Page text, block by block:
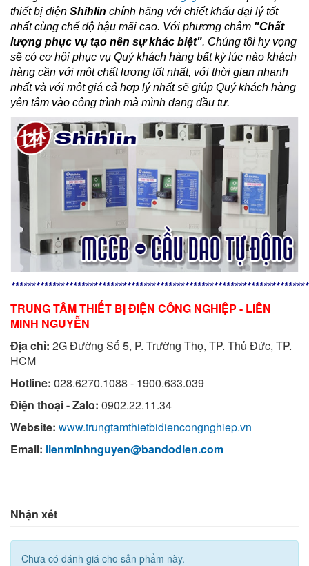
thiết bị điện Shihlin chính hãng với chiết khấu đại lý tốt
nhất cùng chế độ hậu mãi cao. Với phương châm "Chất
lượng phục vụ tạo nên sự khác biệt". Chúng tôi hy vọng
sẽ có cơ hội phục vụ Quý khách hàng bất kỳ lúc nào khách
hàng cần với một chất lượng tốt nhất, với thời gian nhanh
nhất và với một giá cả hợp lý nhất sẽ giúp Quý khách hàng
yên tâm vào công trình mà mình đang đầu tư.
TRUNG TÂM THIẾT BỊ ĐIỆN CÔNG NGHIỆP - LIÊN
MINH NGUYỄN
Địa chỉ: 2G Đường Số 5, P. Trường Thọ, TP. Thủ Đức, TP.
HCM
Hotline: 028.6270.1088 - 1900.633.039
Điện thoại - Zalo: 0902.22.11.34
Website: www.trungtamthietbidiencongnghiep.vn
Email: lienminhnguyen@bandodien.com
Nhận xét
Chưa có đánh giá cho sản phẩm này.